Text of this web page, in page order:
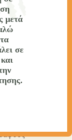
της
drone με
το Agisoft
μετά
σε